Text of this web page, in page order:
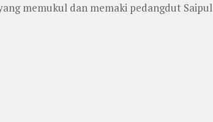
memukul dan memaki pedangdut Saipul